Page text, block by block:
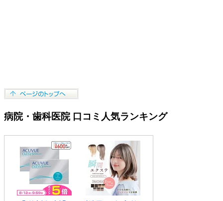
病院・歯科医院 口コミ人気ランキング